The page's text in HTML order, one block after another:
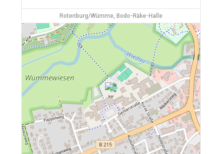
Rotenburg/Wümme, Bodo-Räke-Halle